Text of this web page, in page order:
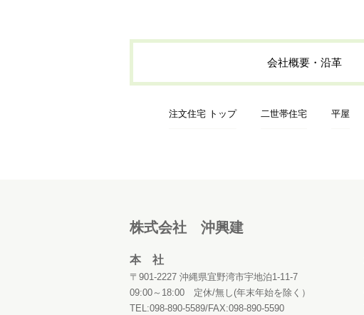
会社概要・沿革
注文住宅 トップ 二世帯住宅 平屋
株式会社 沖興建
本 社
〒901-2227 沖縄県宜野湾市宇地泊1-11-7
09:00～18:00 定休/無し(年末年始を除く）
TEL:098-890-5589/FAX:098-890-5590